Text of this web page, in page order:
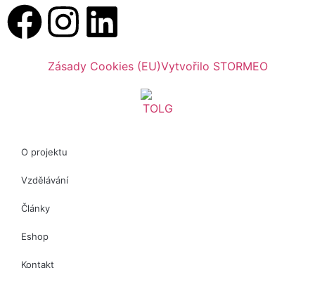
Zásady Cookies (EU)Vytvořilo STORMEO
O projektu
Vzdělávání
Články
Eshop
Kontakt